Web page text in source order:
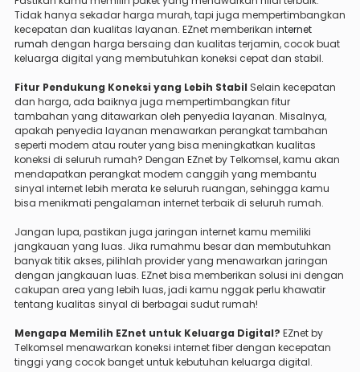
Tidak hanya sekadar harga murah, tapi juga mempertimbangkan
kecepatan dan kualitas layanan. EZnet memberikan internet
rumah dengan harga bersaing dan kualitas terjamin, cocok buat
keluarga digital yang membutuhkan koneksi cepat dan stabil.
Fitur Pendukung Koneksi yang Lebih Stabil Selain kecepatan
dan harga, ada baiknya juga mempertimbangkan fitur
tambahan yang ditawarkan oleh penyedia layanan. Misalnya,
apakah penyedia layanan menawarkan perangkat tambahan
seperti modem atau router yang bisa meningkatkan kualitas
koneksi di seluruh rumah? Dengan EZnet by Telkomsel, kamu akan
mendapatkan perangkat modem canggih yang membantu
sinyal internet lebih merata ke seluruh ruangan, sehingga kamu
bisa menikmati pengalaman internet terbaik di seluruh rumah.
Jangan lupa, pastikan juga jaringan internet kamu memiliki
jangkauan yang luas. Jika rumahmu besar dan membutuhkan
banyak titik akses, pilihlah provider yang menawarkan jaringan
dengan jangkauan luas. EZnet bisa memberikan solusi ini dengan
cakupan area yang lebih luas, jadi kamu nggak perlu khawatir
tentang kualitas sinyal di berbagai sudut rumah!
Mengapa Memilih EZnet untuk Keluarga Digital? EZnet by
Telkomsel menawarkan koneksi internet fiber dengan kecepatan
tinggi yang cocok banget untuk kebutuhan keluarga digital.